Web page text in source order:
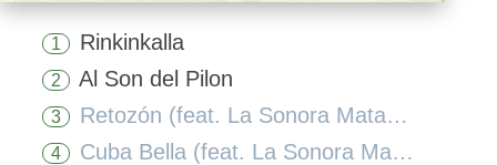
1 Rinkinkalla
2 Al Son del Pilon
3 Retozón (feat. La Sonora Matancera)
4 Cuba Bella (feat. La Sonora Matancera)